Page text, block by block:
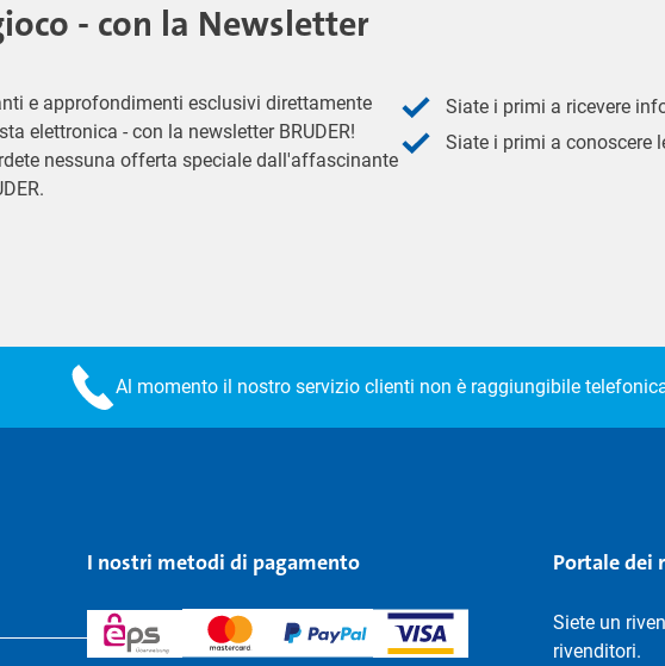
- con la Newsletter
e approfondimenti esclusivi direttamente
elettronica - con la newsletter BRUDER!
nessuna offerta speciale dall'affascinante
Siate i primi a ricevere
Siate i primi a conoscere
Al momento il nostro servizio clienti non è raggiungibile
I nostri metodi di pagamento Portale dei
Siete un
rivenditori.